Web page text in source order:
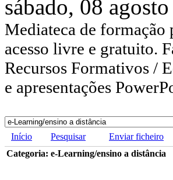
sábado, 08
Mediateca de formação
acesso livre e gratuito.
Recursos Formativos /
e apresentações
Início Pesquisar Enviar ficheiro
Categoria: e-Learning/ensino a distância